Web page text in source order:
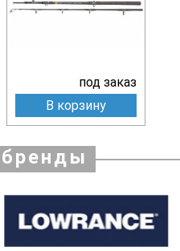
под заказ
В корзину